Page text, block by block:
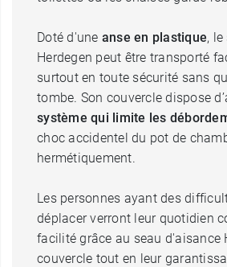
Doté d'une anse en plastique,
Herdegen peut être transporté
surtout en toute sécurité sans
tombe. Son couvercle dispose
système qui limite les
choc accidentel du pot de
hermétiquement.
Les personnes ayant des
déplacer verront leur quotidien
facilité grâce au seau d'aisance
couvercle tout en leur